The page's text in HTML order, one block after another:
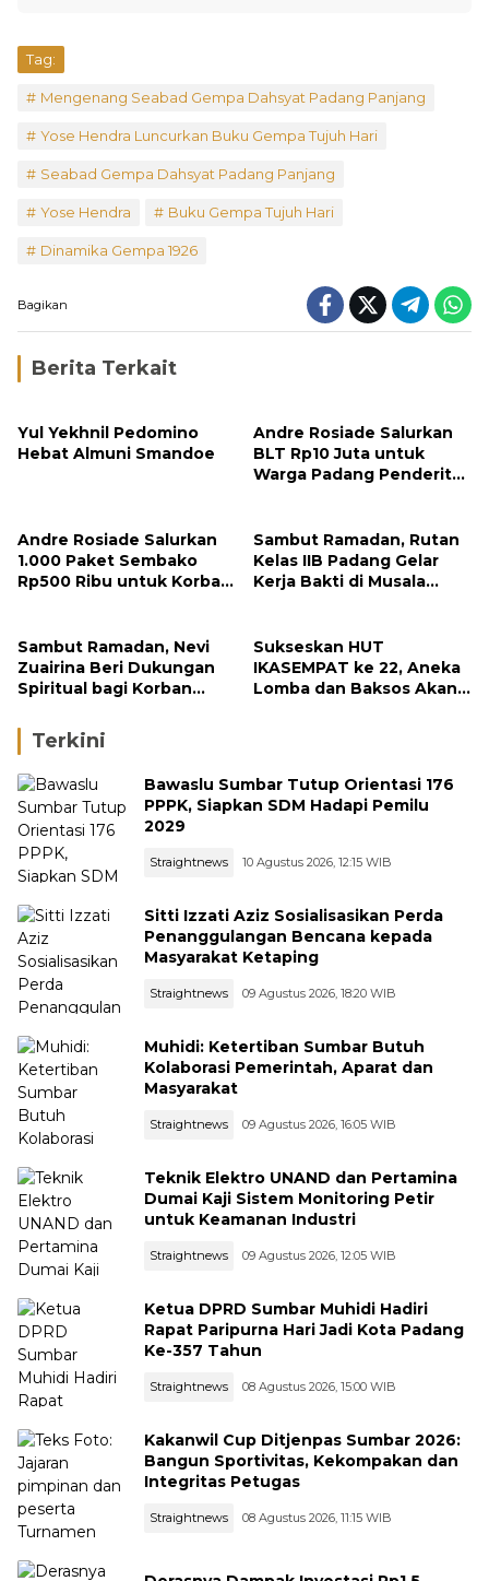
Tag:
Mengenang Seabad Gempa Dahsyat Padang Panjang
Yose Hendra Luncurkan Buku Gempa Tujuh Hari
Seabad Gempa Dahsyat Padang Panjang
Yose Hendra Buku Gempa Tujuh Hari
Dinamika Gempa 1926
Bagikan
Berita Terkait
Yul Yekhnil Pedomino
Hebat Almuni Smandoe
Andre Rosiade Salurkan
BLT Rp10 Juta untuk
Warga Padang Penderita
Andre Rosiade Salurkan
1.000 Paket Sembako
Rp500 Ribu untuk Korban
Sambut Ramadan, Rutan
Kelas IIB Padang Gelar
Kerja Bakti di Musala
Sambut Ramadan, Nevi
Zuairina Beri Dukungan
Spiritual bagi Korban
Sukseskan HUT
IKASEMPAT ke 22, Aneka
Lomba dan Baksos Akan
Terkini
Bawaslu Sumbar Tutup Orientasi 176
PPPK, Siapkan SDM Hadapi Pemilu
2029
Straightnews 10 Agustus 2026, 12:15 WIB
Sitti Izzati Aziz Sosialisasikan Perda
Penanggulangan Bencana kepada
Masyarakat Ketaping
Straightnews 09 Agustus 2026, 18:20 WIB
Muhidi: Ketertiban Sumbar Butuh
Kolaborasi Pemerintah, Aparat dan
Masyarakat
Straightnews 09 Agustus 2026, 16:05 WIB
Teknik Elektro UNAND dan Pertamina
Dumai Kaji Sistem Monitoring Petir
untuk Keamanan Industri
Straightnews 09 Agustus 2026, 12:05 WIB
Ketua DPRD Sumbar Muhidi Hadiri
Rapat Paripurna Hari Jadi Kota Padang
Ke-357 Tahun
Straightnews 08 Agustus 2026, 15:00 WIB
Kakanwil Cup Ditjenpas Sumbar 2026:
Bangun Sportivitas, Kekompakan dan
Integritas Petugas
Straightnews 08 Agustus 2026, 11:15 WIB